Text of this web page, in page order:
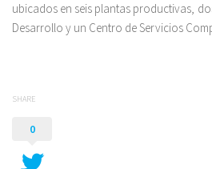
ubicados en seis plantas productivas,
Desarrollo y un Centro de Servicios
SHARE
0